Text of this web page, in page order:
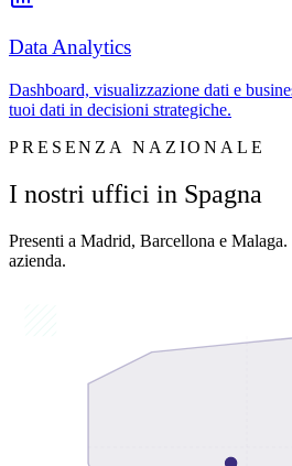
Data Analytics
Dashboard, visualizzazione dati e
tuoi dati in decisioni strategiche.
PRESENZA NAZIONALE
I nostri uffici in Spagna
Presenti a Madrid, Barcellona e
azienda.